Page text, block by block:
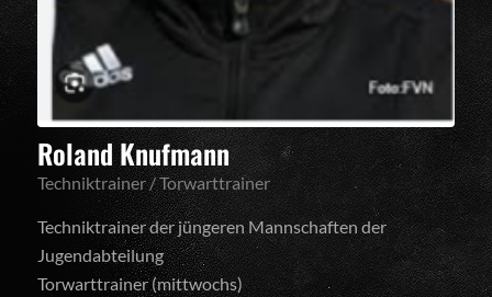
Roland Knufmann
Techniktrainer / Torwarttrainer
Techniktrainer der jüngeren Mannschaften der
Jugendabteilung
Torwarttrainer (mittwochs)